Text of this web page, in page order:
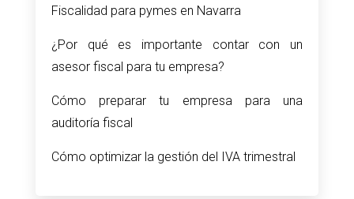
Fiscalidad para pymes en Navarra
¿Por qué es importante contar con un
asesor fiscal para tu empresa?
Cómo preparar tu empresa para una
auditoría fiscal
Cómo optimizar la gestión del IVA trimestral